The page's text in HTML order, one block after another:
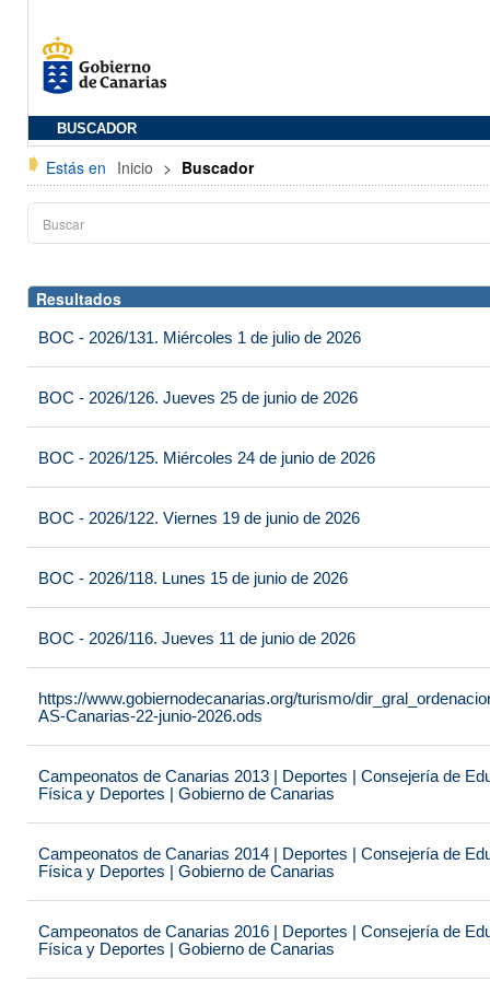
BUSCADOR
Estás en Inicio > Buscador
Resultados
BOC - 2026/131. Miércoles 1 de julio de 2026
BOC - 2026/126. Jueves 25 de junio de 2026
BOC - 2026/125. Miércoles 24 de junio de 2026
BOC - 2026/122. Viernes 19 de junio de 2026
BOC - 2026/118. Lunes 15 de junio de 2026
BOC - 2026/116. Jueves 11 de junio de 2026
https://www.gobiernodecanarias.org/turismo/
AS-Canarias-22-junio-2026.ods
Campeonatos de Canarias 2013 | Deportes | Consejería de
Física y Deportes | Gobierno de Canarias
Campeonatos de Canarias 2014 | Deportes | Consejería de
Física y Deportes | Gobierno de Canarias
Campeonatos de Canarias 2016 | Deportes | Consejería de
Física y Deportes | Gobierno de Canarias